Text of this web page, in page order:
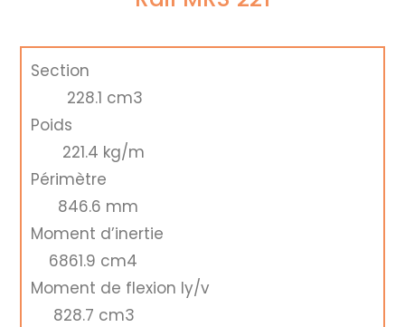
Section
228.1 cm3
Poids
221.4 kg/m
Périmètre
846.6 mm
Moment d’inertie
6861.9 cm4
Moment de flexion Iy/v
828.7 cm3